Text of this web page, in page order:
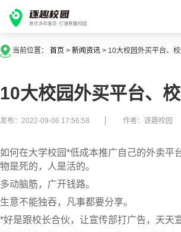
当前位置： 首页 > 新闻资讯 > 10大校园外买平台、
10大校园外买平台、
发布：2022-09-06 17:56:58 作者：逐趣校园
如何在大学校园*低成本推广自己的外卖平
物是死的，人是活的。
多动脑筋，广开钱路。
生意不能独吞，凡事都要分享。
*好是跟校长合伙，让宣传部打广告，天天